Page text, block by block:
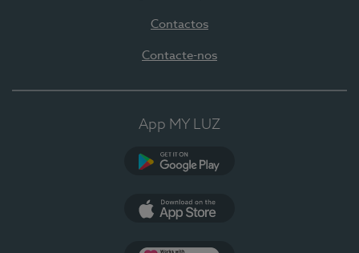
Contactos
Contacte-nos
App MY LUZ